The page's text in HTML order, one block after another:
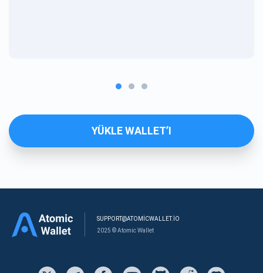
YÜKLE WALLET’I
SUPPORT@ATOMICWALLET.IO
2025 © Atomic Wallet